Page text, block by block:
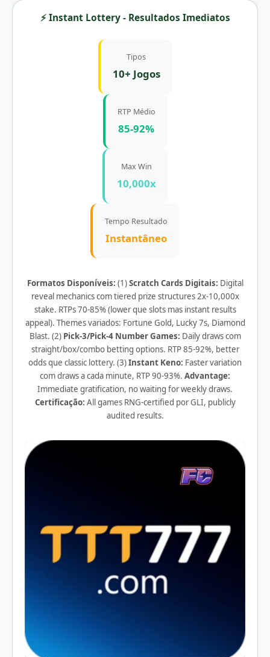
⚡ Instant Lottery - Resultados Imediatos
Tipos
10+ Jogos
RTP Médio
85-92%
Max Win
10,000x
Tempo Resultado
Instantâneo
Formatos Disponíveis: (1)Scratch Cards Digitais: Digital
reveal mechanics com tiered prize structures 2x-10,000x
stake. RTPs 70-85% (lower que slots mas instant results
appeal). Themes variados: Fortune Gold, Lucky 7s, Diamond
Blast. (2) Pick-3/Pick-4 Number Games: Daily draws com
straight/box/combo betting options. RTP 85-92%, better
odds que classic lottery. (3)Instant Keno: Faster variation
com draws a cada minute, RTP 90-93%. Advantage:
Immediate gratification, no waiting for weekly draws.
Certificação: All games RNG-certified por GLI, publicly
audited results.